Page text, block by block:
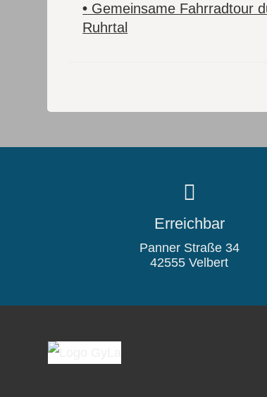
• Gemeinsame Fahrradtour
Ruhrtal
Erreichbar
Panner Straße 34
42555 Velbert